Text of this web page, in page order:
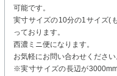
可能です。
実寸サイズの10分の1サイズ(
っております。
西濃ミニ便になります。
お気軽にお問い合わせください
※実寸サイズの長辺が